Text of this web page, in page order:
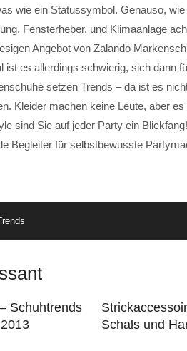
wie ein Statussymbol. Genauso,
Fensterheber, und Klimaanlage
Angebot von Zalando
ist es allerdings schwierig, sich dann
setzen Trends – da ist es
Kleider machen keine Leute, aber
sind Sie auf jeder Party ein
Begleiter für selbstbewusste
Schuhtrends
Schals und